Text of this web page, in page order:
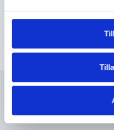
Nøgler
Relaterede